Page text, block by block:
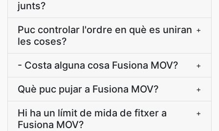
junts?
Puc controlar l'ordre en què es uniran
les coses?
+
- Costa alguna cosa Fusiona MOV? +
Què puc pujar a Fusiona MOV? +
Hi ha un límit de mida de fitxer a
Fusiona MOV?
+